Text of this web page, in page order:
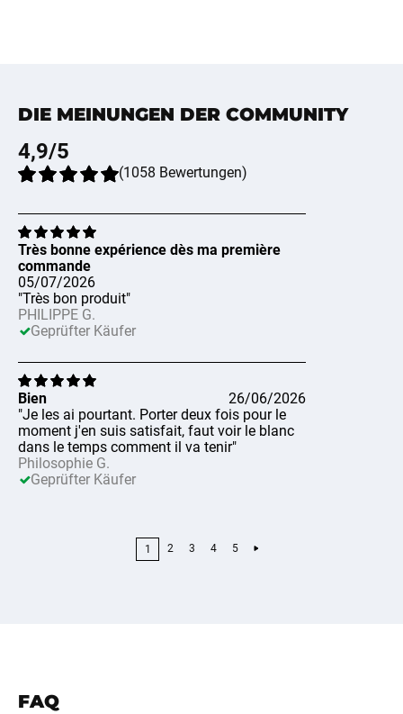
DIE MEINUNGEN DER COMMUNITY
4,9/5
(1058 Bewertungen)
Très bonne expérience dès ma première
commande
05/07/2026
"Très bon produit"
PHILIPPE G.
Geprüfter Käufer
Bien
26/06/2026
"Je les ai pourtant. Porter deux fois pour le
moment j'en suis satisfait, faut voir le blanc
dans le temps comment il va tenir"
Philosophie G.
Geprüfter Käufer
1 2 3 4 5
FAQ